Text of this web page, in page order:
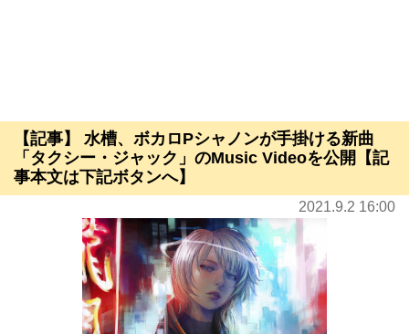
【記事】 水槽、ボカロPシャノンが手掛ける新曲
「タクシー・ジャック」のMusic Videoを公開【記
事本文は下記ボタンへ】
2021.9.2 16:00